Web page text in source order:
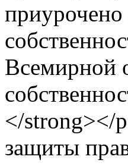
Всемирной
</strong></
защиты